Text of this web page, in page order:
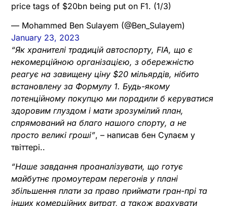
price tags of $20bn being put on F1. (1/3)
— Mohammed Ben Sulayem (@Ben_Sulayem)
January 23, 2023
“Як хранителі традицій автоспорту, FIA, що є
некомерційною організацією, з обережністю
реагує на завищену ціну $20 мільярдів, нібито
встановлену за Формулу 1. Будь-якому
потенційному покупцю ми порадили б керуватися
здоровим глуздом і мати зрозумілий план,
спрямований на благо нашого спорту, а не
просто великі гроші”, – написав бен Сулаєм у
твіттері..
“Наше завдання проаналізувати, що готує
майбутнє промоутерам перегонів у плані
збільшення плати за право приймати гран-прі та
інших комерційних витрат, а також врахувати